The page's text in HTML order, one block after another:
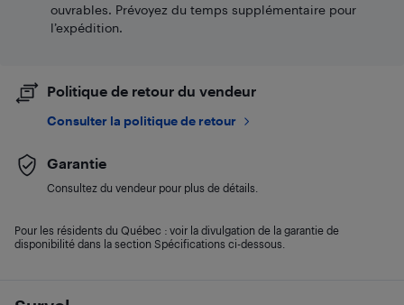
ouvrables. Prévoyez du temps supplémentaire pour
l’expédition.
Politique de retour du vendeur
Consulter la politique de retour
Garantie
Consultez du vendeur pour plus de détails.
Pour les résidents du Québec : voir la divulgation de la garantie de
disponibilité dans la section Spécifications ci-dessous.